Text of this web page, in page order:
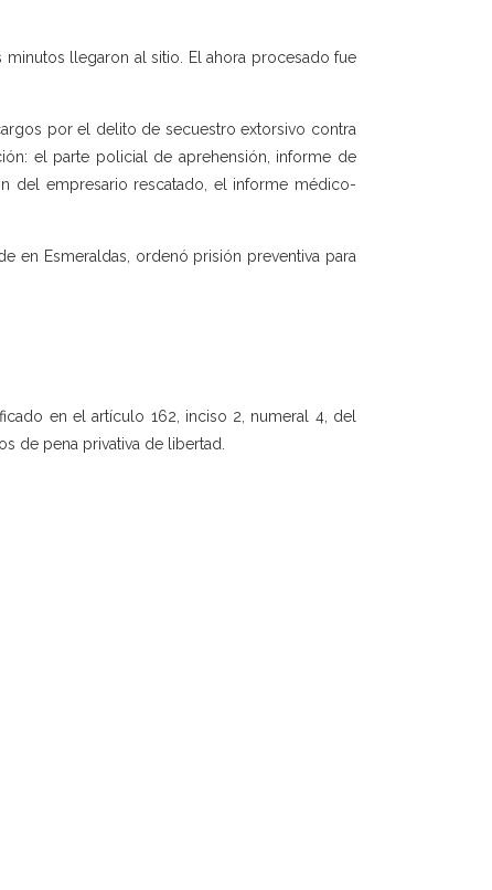
llegaron al sitio. El ahora procesado fue
por el delito de secuestro extorsivo contra
el parte policial de aprehensión, informe de
del empresario rescatado, el informe médico-
en Esmeraldas, ordenó prisión preventiva para
en el artículo 162, inciso 2, numeral 4, del
de pena privativa de libertad.